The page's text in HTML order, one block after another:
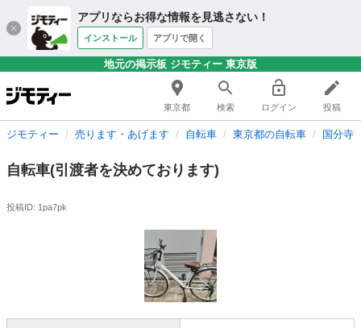
アプリならお得な情報を見逃さない！
インストール アプリで開く
地元の掲示板 ジモティー 東京版
東京都 検索 ログイン 投稿
ジモティー 売ります・あげます 自転車 東京都の自転車 国分寺
自転車(引渡者を決めております)
投稿ID: 1pa7pk